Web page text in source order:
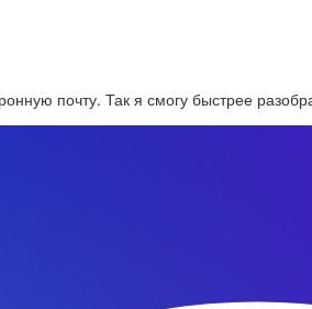
почту. Так я смогу быстрее